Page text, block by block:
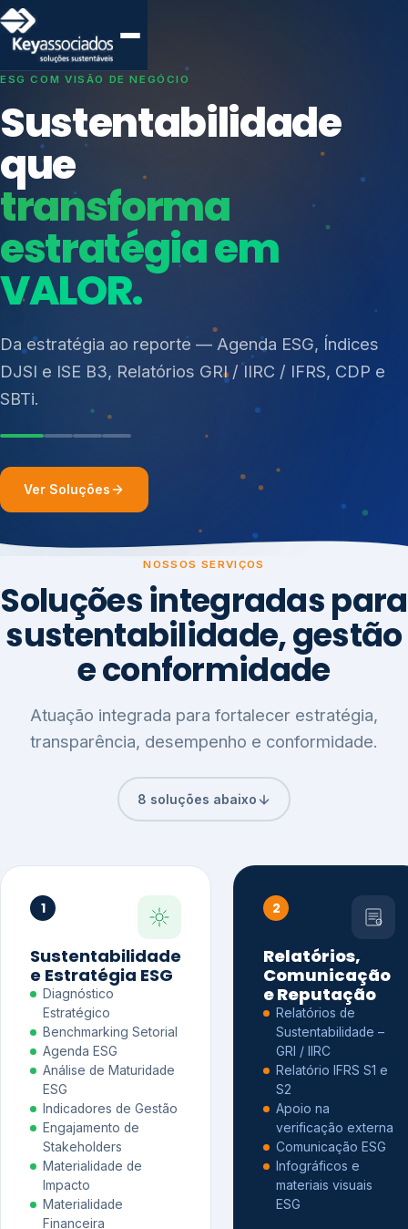
SISTEMAS DE GESTÃO OTIMIZADOS E INTEGRADOS
Conformidade que
protege seu
negócio.
Consultoria, auditoria e treinamentos em ISO 27001,
ISO 27701, ISO 42001, ISO 37001, ISO 9001, ISO
resíduos sólidos (PGRS/PMGRS).
Índices de Mercado
Mudanças Climáticas
Reputação e Cadeia
Reporte Regulatório
Ver Soluções
NOSSOS SERVIÇOS
Soluções integradas para
sustentabilidade, gestão
e conformidade
Atuação integrada para fortalecer estratégia,
transparência, desempenho e conformidade.
8 soluções abaixo
1
Sustentabilidade
e Estratégia ESG
Diagnóstico
Estratégico
Benchmarking Setorial
Agenda ESG
Análise de Maturidade
ESG
Indicadores de Gestão
Engajamento de
Stakeholders
Materialidade de
Impacto
Materialidade
Financeira
2
Relatórios,
Comunicação
e Reputação
Relatórios de
Sustentabilidade –
GRI / IIRC
Relatório IFRS S1 e
S2
Apoio na
verificação externa
Comunicação ESG
Infográficos e
materiais visuais
ESG